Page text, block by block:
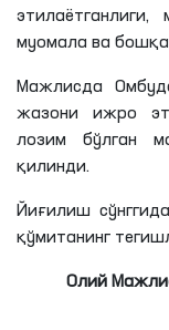
этилаётганлиги,
муомала ва
Мажлисда
жазони ижро
лозим бўлган
қилинди.
Йиғилиш
қўмитанинг
Олий